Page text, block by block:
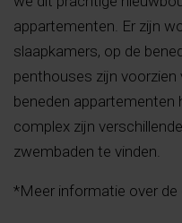
appartementen. Er zijn
slaapkamers, op de
penthouses zijn voorzien
beneden appartementen
complex zijn
zwembaden te vinden.
*Meer informatie over de